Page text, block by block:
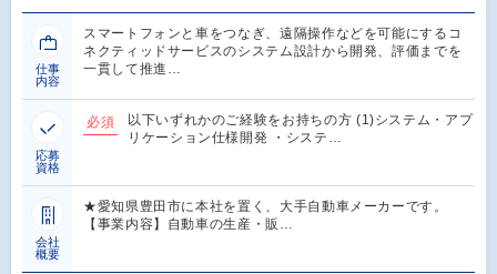
仕事
内容
スマートフォンと車をつなぎ、遠隔操作などを可能にするコ
ネクティッドサービスのシステム設計から開発、評価までを
一貫して推進…
応募
資格
必須
以下いずれかのご経験をお持ちの方 (1)システム・アプ
リケーション仕様開発 ・システ…
会社
概要
★愛知県豊田市に本社を置く、大手自動車メーカーです。
【事業内容】自動車の生産・販…